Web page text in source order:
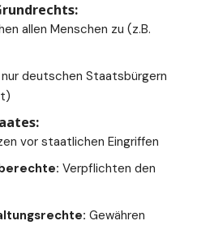
allen Menschen zu (z.B.
deutschen Staatsbürgern
vor staatlichen Eingriffen
Verpflichten den
Gewähren